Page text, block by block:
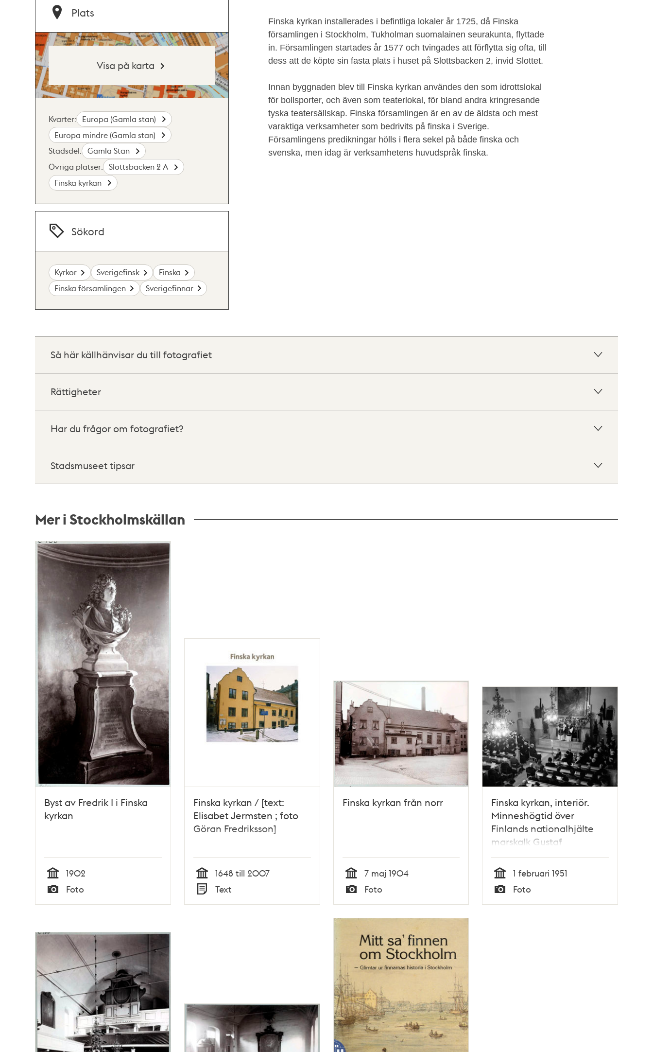
Finska kyrkan installerades i befintliga lokaler år 1725, då Finska
församlingen i Stockholm, Tukholman suomalainen seurakunta, flyttade
in. Församlingen startades år 1577 och tvingades att förflytta sig ofta, till
dess att de köpte sin fasta plats i huset på Slottsbacken 2, invid Slottet.
Innan byggnaden blev till Finska kyrkan användes den som idrottslokal
för bollsporter, och även som teaterlokal, för bland andra kringresande
tyska teatersällskap. Finska församlingen är en av de äldsta och mest
varaktiga verksamheter som bedrivits på finska i Sverige.
Församlingens predikningar hölls i flera sekel på både finska och
svenska, men idag är verksamhetens huvudspråk finska.
Plats
Visa på karta
Kvarter:
Europa (Gamla stan)
Europa mindre (Gamla stan)
Stadsdel:
Gamla Stan
Övriga platser:
Slottsbacken 2 A
Finska kyrkan
Sökord
Kyrkor Sverigefinsk
Finska
Finska församlingen
Sverigefinnar
Så här källhänvisar du till fotografiet
Rättigheter
Har du frågor om fotografiet?
Stadsmuseet tipsar
Mer i Stockholmskällan
Relaterade
poster
teman
Byst av Fredrik I i Finska
kyrkan
Tid
1902
Typ
Foto
Finska kyrkan / [text:
Elisabet Jermsten ; foto
Göran Fredriksson]
Tid
1648 till 2007
Typ
Text
Finska kyrkan från norr
Tid
7 maj 1904
Typ
Foto
Finska kyrkan, interiör.
Minneshögtid över
Finlands nationalhjälte
marskalk Gustaf
Mannerheim
Tid
1 februari 1951
Typ
Foto